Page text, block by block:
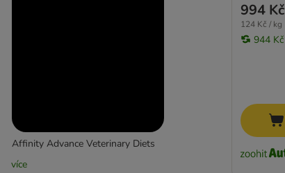
Affinity Advance Veterinary Diets
více
994 Kč
124 Kč / kg
944 Kč